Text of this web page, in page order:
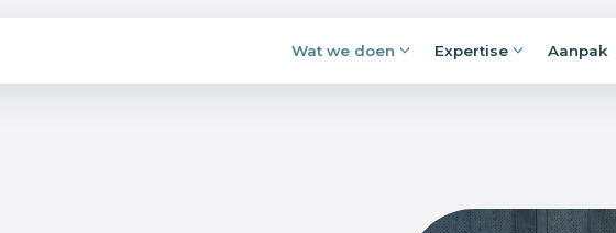
Wat we doen Expertise Aanpak
afremmen: